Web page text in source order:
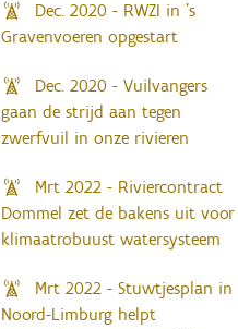
Dec. 2020 - RWZI in ’s
Gravenvoeren opgestart
Dec. 2020 - Vuilvangers
gaan de strijd aan tegen
zwerfvuil in onze rivieren
Mrt 2022 - Riviercontract
Dommel zet de bakens uit voor
klimaatrobuust watersysteem
Mrt 2022 - Stuwtjesplan in
Noord-Limburg helpt